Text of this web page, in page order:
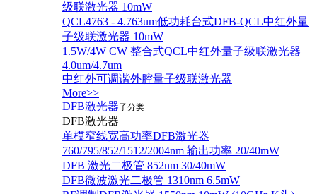
级联激光器 10mW
QCL4763 - 4.763um低功耗台式DFB-QCL中红外量
子级联激光器 10mW
1.5W/4W CW 整合式QCL中红外量子级联激光器
4.0um/4.7um
中红外可调谐外腔量子级联激光器
More>>
DFB激光器子分类
DFB激光器
单模窄线宽高功率DFB激光器
760/795/852/1512/2004nm 输出功率 20/40mW
DFB 激光二极管 852nm 30/40mW
DFB微波激光二极管 1310nm 6.5mW